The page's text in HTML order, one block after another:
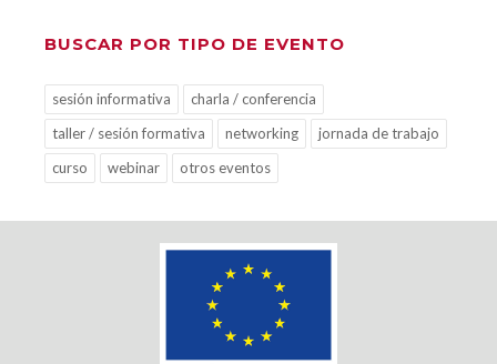
BUSCAR POR TIPO DE EVENTO
sesión informativa
charla / conferencia
taller / sesión formativa
networking
jornada de trabajo
curso
webinar otros eventos